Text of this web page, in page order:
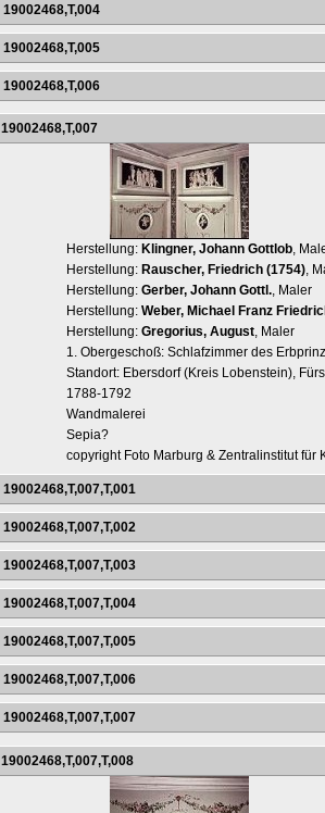
19002468,T,004
19002468,T,005
19002468,T,006
19002468,T,007
Herstellung: Klingner, Johann Gottlob,
Herstellung: Rauscher, Friedrich (1754),
Herstellung: Gerber, Johann Gottl., Maler
Herstellung: Weber, Michael Franz
Herstellung: Gregorius, August, Maler
1. Obergeschoß: Schlafzimmer des
Standort: Ebersdorf (Kreis Lobenstein),
1788-1792
Wandmalerei
Sepia?
copyright Foto Marburg & Zentralinstitut für
19002468,T,007,T,001
19002468,T,007,T,002
19002468,T,007,T,003
19002468,T,007,T,004
19002468,T,007,T,005
19002468,T,007,T,006
19002468,T,007,T,007
19002468,T,007,T,008